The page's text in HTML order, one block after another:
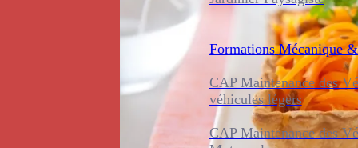
Formations Mécanique
CAP Maintenance des
véhicules légers
CAP Maintenance des